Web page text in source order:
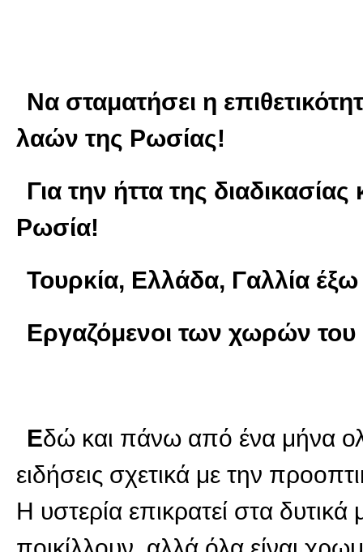
Να σταματήσει η
λαών της Ρωσίας!
Για την ήττα της
Ρωσία!
Τουρκία, Ελλάδα, Γαλλία
Εργαζόμενοι των χωρών
Εδώ και πάνω από ένα μήνα
ειδήσεις σχετικά με την
Η υστερία επικρατεί στα